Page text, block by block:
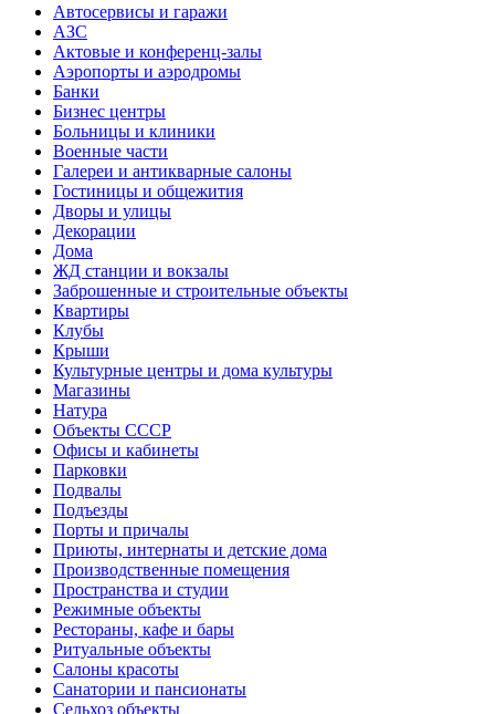
Автосервисы и гаражи
АЗС
Актовые и конференц-залы
Аэропорты и аэродромы
Банки
Бизнес центры
Больницы и клиники
Военные части
Галереи и антикварные салоны
Гостиницы и общежития
Дворы и улицы
Декорации
Дома
ЖД станции и вокзалы
Заброшенные и строительные объекты
Квартиры
Клубы
Крыши
Культурные центры и дома культуры
Магазины
Натура
Объекты СССР
Офисы и кабинеты
Парковки
Подвалы
Подъезды
Порты и причалы
Приюты, интернаты и детские дома
Производственные помещения
Пространства и студии
Режимные объекты
Рестораны, кафе и бары
Ритуальные объекты
Салоны красоты
Санатории и пансионаты
Сельхоз объекты